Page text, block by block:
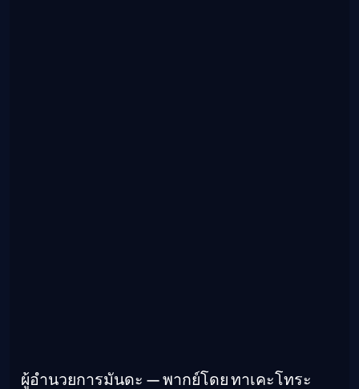
ผู้อำนวยการมันดะ — พากย์โดย ทาเคะโทระ